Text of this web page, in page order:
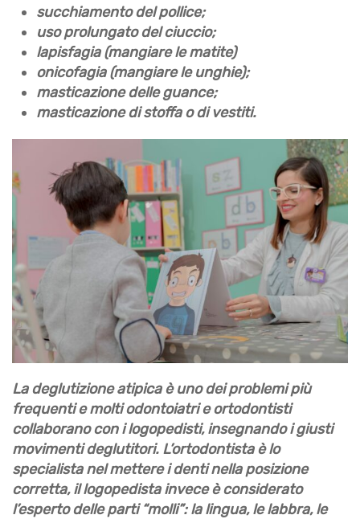
succhiamento del pollice;
uso prolungato del ciuccio;
lapisfagia(mangiare le matite)
onicofagia(mangiare le unghie);
masticazione delle guance;
masticazione di stoffa o di vestiti.
La deglutizione atipica è uno dei problemi più
frequenti e molti odontoiatri e ortodontisti
collaborano con ilogopedisti,insegnando igiusti
movimenti deglutitori. L’ortodontista è lo
specialista nel mettere i denti nella posizione
corretta, il logopedista invece è considerato
l’esperto delle parti “molli”: la lingua, le labbra, le